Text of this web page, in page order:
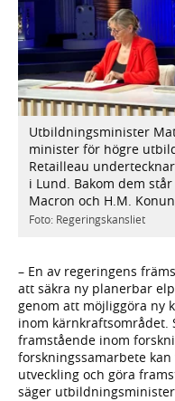
Utbildningsminister
minister för högre
Retailleau
i Lund. Bakom dem
Macron och H.M.
Foto: Regeringskansliet
– En av regeringens
att säkra ny planerbar
genom att möjliggöra ny
inom kärnkraftsområdet.
framstående inom
forskningssamarbete
utveckling och göra
säger utbildningsminister